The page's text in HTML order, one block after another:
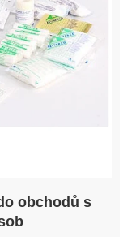
obchodů s